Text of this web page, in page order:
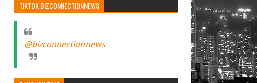
TIKTOK BIZCONNECTIONNEWS
@bizconnectionnews